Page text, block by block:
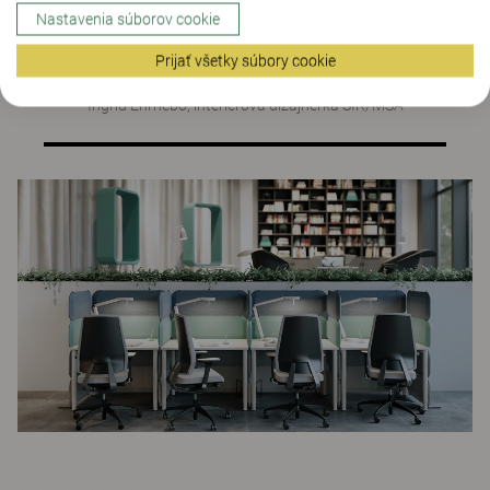
iným nábytkom, treba len nájsť základ
farebného odtieňa a skombinovať ho s
ďalšími materiálmi."
Ingrid Ehrnebo, interiérová dizajnérka SIR/MSA
Nastavenia súborov cookie
Prijať všetky súbory cookie